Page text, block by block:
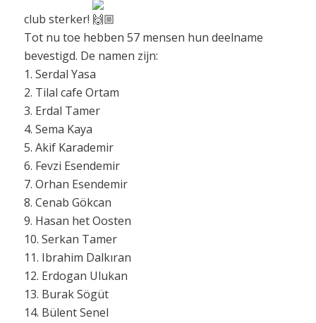
club sterker!
Tot nu toe hebben 57 mensen hun deelname
bevestigd. De namen zijn:
1. Serdal Yasa
2. Tilal cafe Ortam
3. Erdal Tamer
4. Sema Kaya
5. Akif Karademir
6. Fevzi Esendemir
7. Orhan Esendemir
8. Cenab Gökcan
9. Hasan het Oosten
10. Serkan Tamer
11. Ibrahim Dalkıran
12. Erdogan Ulukan
13. Burak Sögüt
14. Bülent Senel